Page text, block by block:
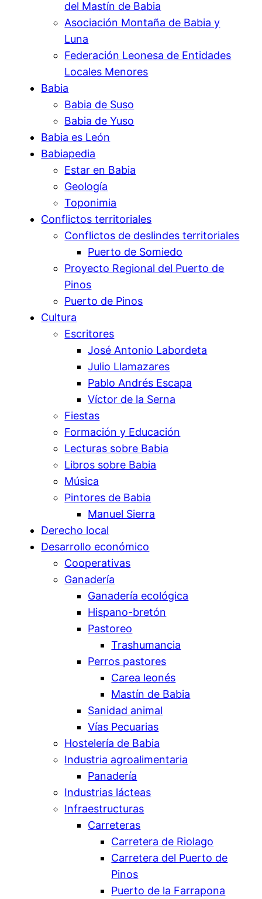
del Mastín de Babia
Asociación Montaña de Babia y
Luna
Federación Leonesa de Entidades
Locales Menores
Babia
Babia de Suso
Babia de Yuso
Babia es León
Babiapedia
Estar en Babia
Geología
Toponimia
Conflictos territoriales
Conflictos de deslindes territoriales
Puerto de Somiedo
Proyecto Regional del Puerto de
Pinos
Puerto de Pinos
Cultura
Escritores
José Antonio Labordeta
Julio Llamazares
Pablo Andrés Escapa
Víctor de la Serna
Fiestas
Formación y Educación
Lecturas sobre Babia
Libros sobre Babia
Música
Pintores de Babia
Manuel Sierra
Derecho local
Desarrollo económico
Cooperativas
Ganadería
Ganadería ecológica
Hispano-bretón
Pastoreo
Trashumancia
Perros pastores
Carea leonés
Mastín de Babia
Sanidad animal
Vías Pecuarias
Hostelería de Babia
Industria agroalimentaria
Panadería
Industrias lácteas
Infraestructuras
Carreteras
Carretera de Riolago
Carretera del Puerto de
Pinos
Puerto de la Farrapona